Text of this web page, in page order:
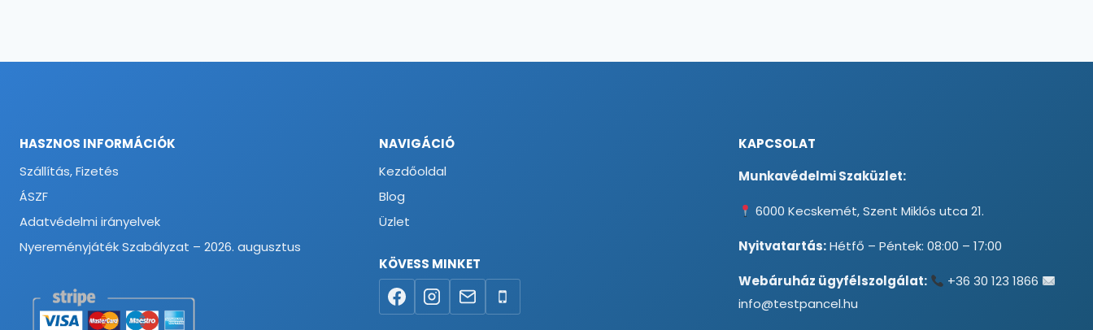
HASZNOS INFORMÁCIÓK
Szállítás, Fizetés
ÁSZF
Adatvédelmi irányelvek
Nyereményjáték Szabályzat – 2026. augusztus
NAVIGÁCIÓ
Kezdőoldal
Blog
Üzlet
KÖVESS MINKET
KAPCSOLAT
Munkavédelmi Szaküzlet:
6000 Kecskemét, Szent Miklós utca 21.
Nyitvatartás:Hétfő – Péntek: 08:00 – 17:00
Webáruház ügyfélszolgálat:
+36 30 123 1866
info@testpancel.hu